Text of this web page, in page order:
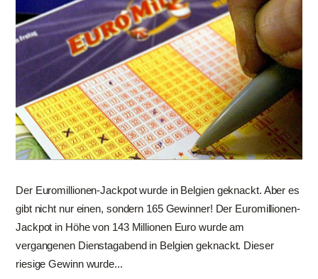
Der Euromillionen-Jackpot wurde in Belgien geknackt. Aber es
gibt nicht nur einen, sondern 165 Gewinner! Der Euromillionen-
Jackpot in Höhe von 143 Millionen Euro wurde am
vergangenen Dienstagabend in Belgien geknackt. Dieser
riesige Gewinn wurde...